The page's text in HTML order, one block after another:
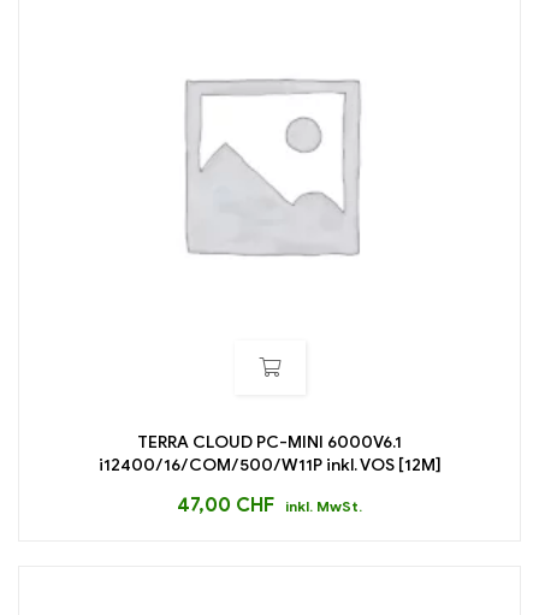
TERRA CLOUD PC-MINI 6000V6.1
i12400/16/COM/500/W11P inkl. VOS [12M]
47,00 CHF inkl. MwSt.